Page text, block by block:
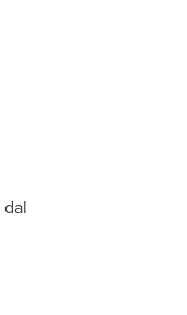
in reception.